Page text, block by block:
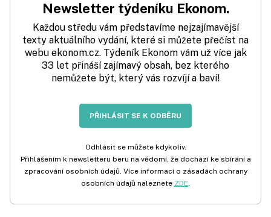
Newsletter týdeníku Ekonom.
Každou středu vám představíme nejzajímavější
texty aktuálního vydání, které si můžete přečíst na
webu ekonom.cz. Týdeník Ekonom vám už více jak
33 let přináší zajímavý obsah, bez kterého
nemůžete být, který vás rozvíjí a baví!
PŘIHLÁSIT SE K ODBĚRU
Odhlásit se můžete kdykoliv.
Přihlášením k newsletteru beru na vědomí, že dochází ke sbírání a
zpracování osobních údajů. Více informací o zásadách ochrany
osobních údajů naleznete ZDE.